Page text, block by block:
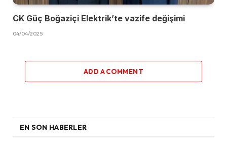
CK Güç Boğaziçi Elektrik’te vazife değişimi
04/04/2025
ADD A COMMENT
EN SON HABERLER